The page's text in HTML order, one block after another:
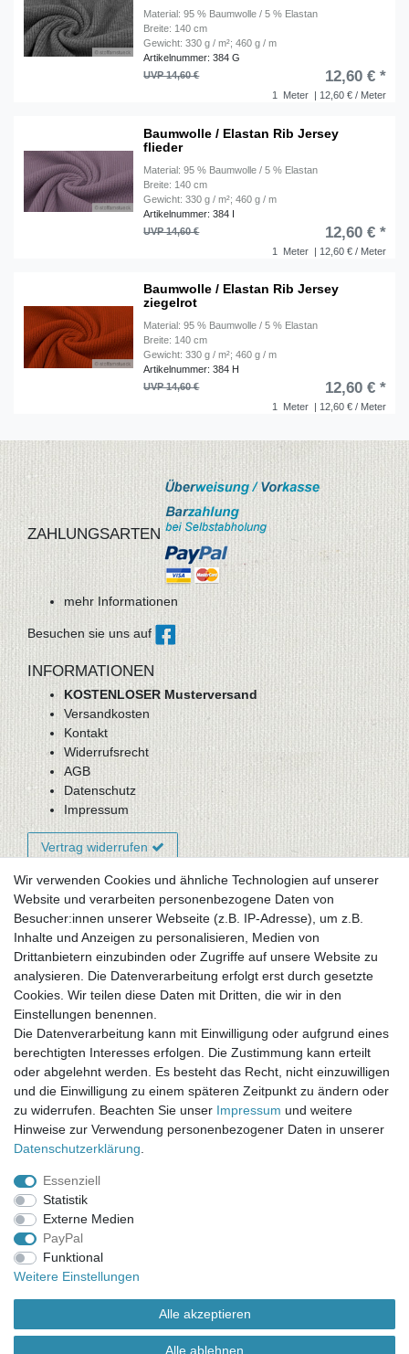
Material: 95 % Baumwolle / 5 % Elastan
Breite: 140 cm
Gewicht: 330 g / m²; 460 g / m
Artikelnummer: 384 G
1 Meter | 12,60 € / Meter
UVP 14,60 € 12,60 € *
Baumwolle / Elastan Rib Jersey
flieder
Material: 95 % Baumwolle / 5 % Elastan
Breite: 140 cm
Gewicht: 330 g / m²; 460 g / m
Artikelnummer: 384 I
1 Meter | 12,60 € / Meter
UVP 14,60 € 12,60 € *
Baumwolle / Elastan Rib Jersey
ziegelrot
Material: 95 % Baumwolle / 5 % Elastan
Breite: 140 cm
Gewicht: 330 g / m²; 460 g / m
Artikelnummer: 384 H
1 Meter | 12,60 € / Meter
UVP 14,60 € 12,60 € *
ZAHLUNGSARTEN
mehr Informationen
Besuchen sie uns auf
INFORMATIONEN
KOSTENLOSER Musterversand
Versandkosten
Kontakt
Widerrufsrecht
AGB
Datenschutz
Impressum
Vertrag widerrufen
Newsletter-Anmeldung
FAQ / Fragen
Mein Warenkorb
Mein Merkzettel
Mein Konto
UNSER LADENGESCHÄFT
Gottlieb-Daimler-Str. 10
33334 Gütersloh
ÖFFNUNGSZEITEN
Montag - Dienstag: 8.00 - 18.00 Uhr, Mittwoch Ruhetag,
Donnerstag: 8.00 - 18.00 Uhr, Freitag 8.00 - 14.00 Uhr
KUNDENSERVICE
Telefon: (05241) 403 22 38
E-Mail: info@stoffamstueck.de
Alle Preise inklusive gesetzlicher Mehrwertsteuer und
zuzüglichVersandkosten. * Pflichtfeld
Wir verwenden Cookies und ähnliche Technologien auf unserer
Website und verarbeiten personenbezogene Daten von
Besucher:innen unserer Webseite (z.B. IP-Adresse), um z.B.
Inhalte und Anzeigen zu personalisieren, Medien von
Drittanbietern einzubinden oder Zugriffe auf unsere Website zu
analysieren. Die Datenverarbeitung erfolgt erst durch gesetzte
Cookies. Wir teilen diese Daten mit Dritten, die wir in den
Einstellungen benennen.
Die Datenverarbeitung kann mit Einwilligung oder aufgrund eines
berechtigten Interesses erfolgen. Die Zustimmung kann erteilt
oder abgelehnt werden. Es besteht das Recht, nicht einzuwilligen
und die Einwilligung zu einem späteren Zeitpunkt zu ändern oder
zu widerrufen. Beachten Sie unser Impressum und weitere
Hinweise zur Verwendung personenbezogener Daten in unserer
Daten­schutz­erklärung
Essenziell
Statistik
Externe Medien
PayPal
Funktional
Weitere Einstellungen
Alle akzeptieren
Alle ablehnen